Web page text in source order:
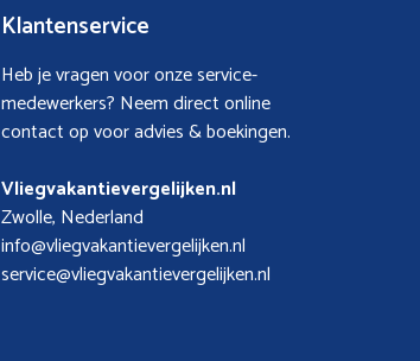
Klantenservice
Heb je vragen voor onze service-
medewerkers? Neem direct online
contact op voor advies & boekingen.
Vliegvakantievergelijken.nl
Zwolle, Nederland
info@vliegvakantievergelijken.nl
service@vliegvakantievergelijken.nl